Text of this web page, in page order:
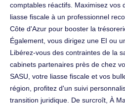
comptables réactifs. Maximisez vos
liasse fiscale à un professionnel
Côte d'Azur pour booster la
Également, vous dirigez une EI ou
Libérez-vous des contraintes de la
cabinets partenaires près de chez
SASU, votre liasse fiscale et vos
région, profitez d'un suivi
transition juridique. De surcroît, À